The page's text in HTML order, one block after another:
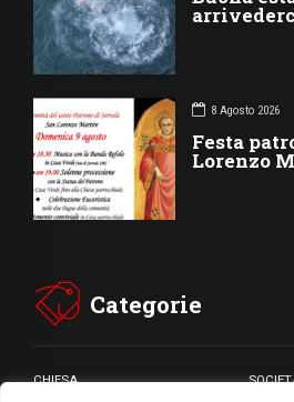
8 Agosto 2026
Festa
Lorenzo
Categorie
CHIESA